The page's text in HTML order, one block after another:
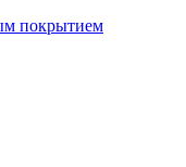
покрытием